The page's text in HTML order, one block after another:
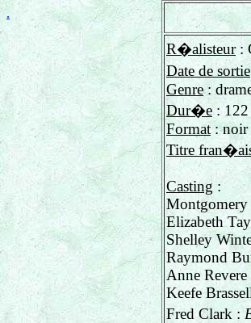
.
R�alisteur:
Date de sortie
Genre:
Dur�e :
Format : noir
Titre
Casting :
Elizabeth
Shelley
Raymond
Anne Revere
Keefe
Fred Clark :